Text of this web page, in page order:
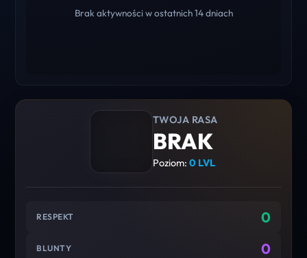
Brak aktywności w ostatnich 14 dniach
TWOJA RASA
BRAK
Poziom: 0 LVL
RESPEKT 0
BLUNTY 0